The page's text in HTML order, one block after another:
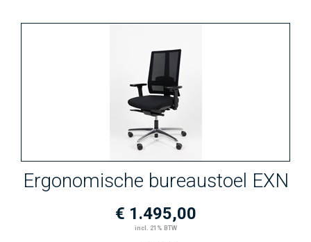
Ergonomische bureaustoel EXN
€ 1.495,00
incl. 21% BTW